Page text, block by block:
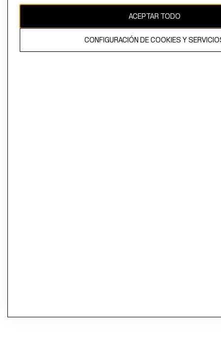
El contenido de esta página web está protegido por copyright y es
ACEPTAR TODO
CONFIGURACIÓN DE COOKIES Y